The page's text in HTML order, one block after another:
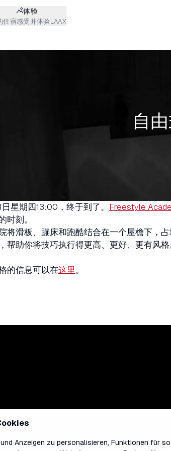
Anzeigen zu personalisieren, Funktionen für
住宿
体验
感受并体验LAAX
自
星期四13:00，终于到了。 Freestyle
时刻。
将滑板、蹦床和跑酷结合在一个屋檐下，
帮助你将技巧执行得更高、更好、更有风
的信息可以在这里。